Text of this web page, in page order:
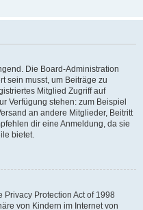
Die Board-Administration
sein musst, um Beiträge zu
Mitglied Zugriff auf
Verfügung stehen: zum Beispiel
an andere Mitglieder, Beitritt
dir eine Anmeldung, da sie
bietet.
Privacy Protection Act of 1998
von Kindern im Internet von